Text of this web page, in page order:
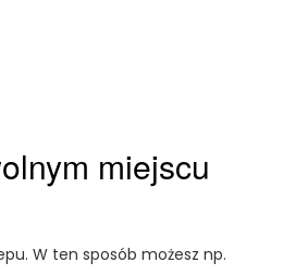
miejscu
W ten sposób możesz np.